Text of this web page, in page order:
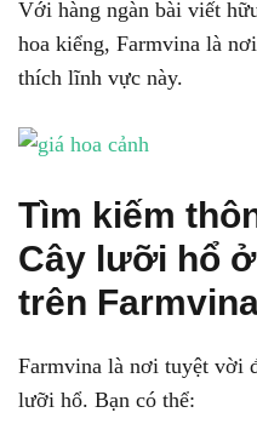
Với hàng ngàn bài viết
hoa kiểng, Farmvina là
thích lĩnh vực này.
Tìm kiếm
Cây lưỡi hổ
trên
Farmvina là nơi tuyệt vời
lưỡi hổ. Bạn có thể: